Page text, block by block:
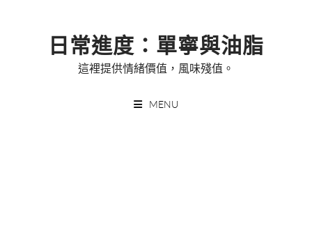
日常進度：單寧與油脂
這裡提供情緒價值，風味殘值。
MENU